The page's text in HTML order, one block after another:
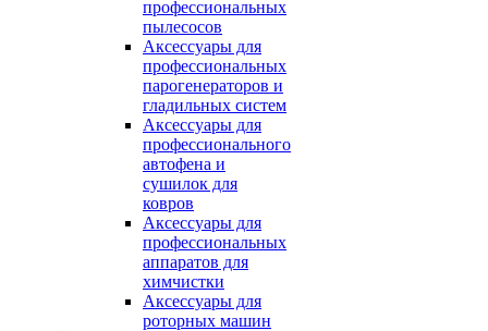
профессиональных
пылесосов
Аксессуары для
профессиональных
парогенераторов и
гладильных систем
Аксессуары для
профессионального
автофена и
сушилок для
ковров
Аксессуары для
профессиональных
аппаратов для
химчистки
Аксессуары для
роторных машин